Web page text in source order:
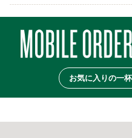
お気に入りの一